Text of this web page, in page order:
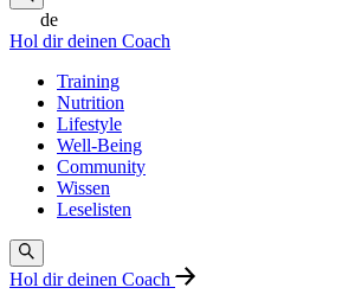
de
Hol dir deinen Coach
Training
Nutrition
Lifestyle
Well-Being
Community
Wissen
Leselisten
Hol dir deinen Coach